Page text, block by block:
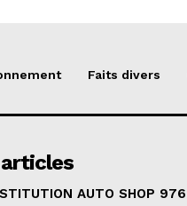
Faits divers
AUTO SHOP 976